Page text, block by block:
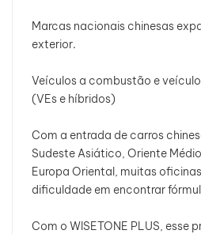
Marcas nacionais chinesas
exterior.
Veículos a combustão e
(VEs e híbridos)
Com a entrada de carros
Sudeste Asiático, Oriente
Europa Oriental, muitas
dificuldade em encontrar
Com o WISETONE PLUS, esse